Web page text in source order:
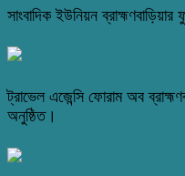
সাংবাদিক ইউনিয়ন
ট্রাভেল এজেন্সি ফোরাম অব
অনুষ্ঠিত।